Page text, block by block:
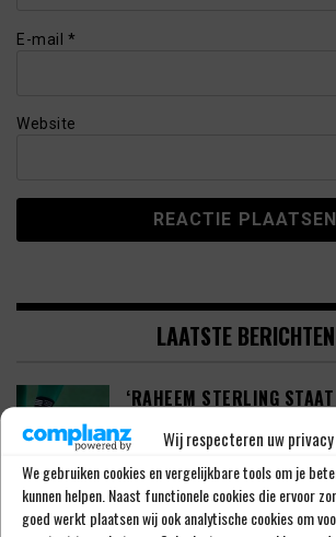
Wij respecteren uw privacy
We gebruiken cookies en vergelijkbare tools om je
kunnen helpen. Naast functionele cookies die ervoor
goed werkt plaatsen wij ook analytische cookies om
E-mail *
Website
LAATSTE BERICHTEN
‘RAHEEM STERLING STAAT
OPMERKELIJK NIEUW
‘SHAQUEEL VAN PERSIE